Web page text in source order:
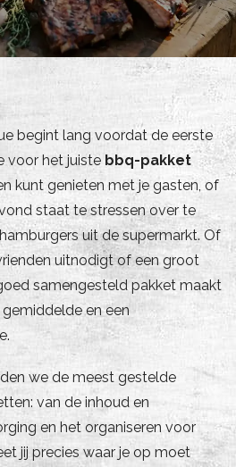
begint lang voordat de eerste
voor het juiste bbq-pakket
kunt genieten met je gasten, of
staat te stressen over te
uit de supermarkt. Of
uitnodigt of een groot
samengesteld pakket maakt
en een
we de meest gestelde
van de inhoud en
en het organiseren voor
jij precies waar je op moet